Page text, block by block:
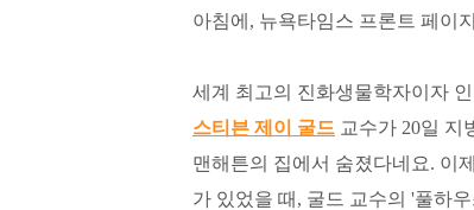
아침에, 뉴욕타임스 프론트 페이
세계 최고의 진화생물학자이자
스티븐 제이 굴드 교수가 20일 지
맨해튼의 집에서 숨졌다네요. 이
가 있었을 때, 굴드 교수의 '풀하